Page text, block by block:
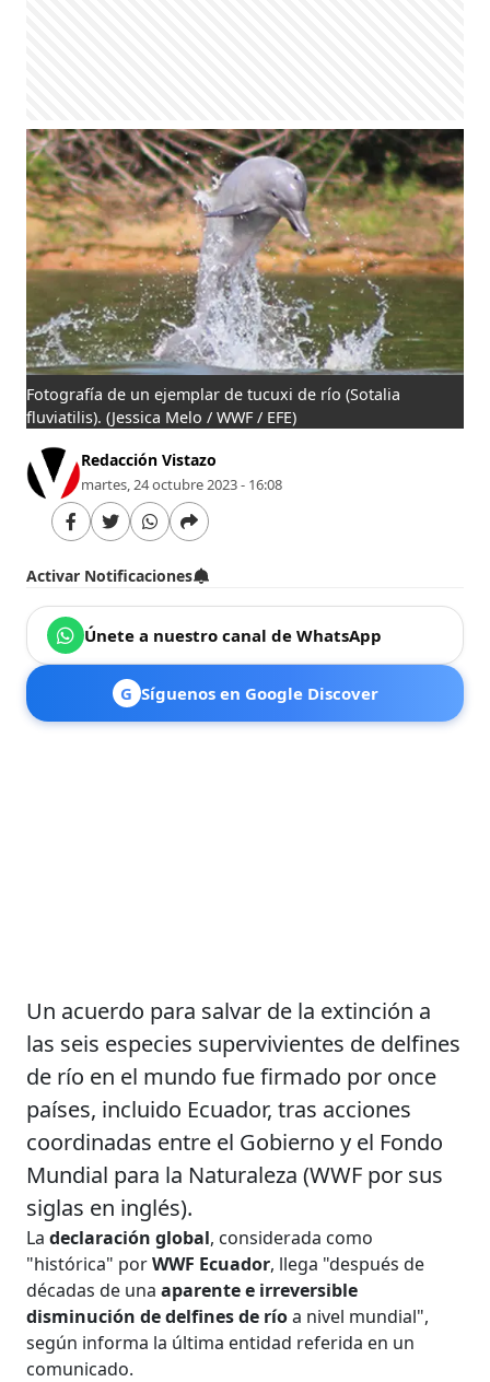
Fotografía de un ejemplar de tucuxi de río (Sotalia
fluviatilis). (Jessica Melo / WWF / EFE)
Redacción Vistazo
martes, 24 octubre 2023 - 16:08
Activar Notificaciones
Únete a nuestro canal de WhatsApp
G Síguenos en Google Discover
Un acuerdo para salvar de la extinción a
las seis especies supervivientes de delfines
de río en el mundo fue firmado por once
países, incluido Ecuador, tras acciones
coordinadas entre el Gobierno y el Fondo
Mundial para la Naturaleza (WWF por sus
siglas en inglés).
Ladeclaración global, considerada como
"histórica" porWWF Ecuador, llega "después de
décadas de unaaparente e irreversible
disminución de delfines de ríoa nivel mundial",
según informa la última entidad referida en un
comunicado.